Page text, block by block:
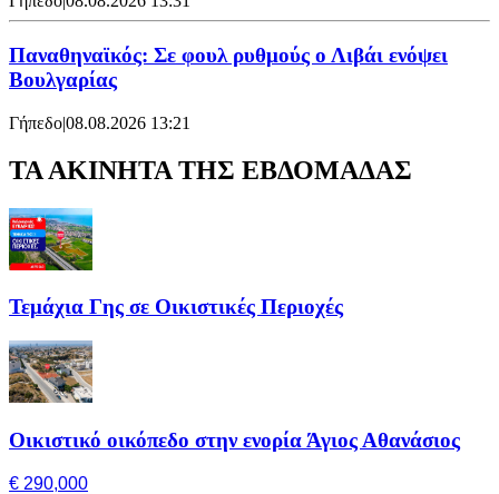
Παναθηναϊκός: Σε φουλ ρυθμούς ο Λιβάι ενόψει
Βουλγαρίας
Γήπεδο|08.08.2026 13:21
ΤΑ ΑΚΙΝΗΤΑ ΤΗΣ ΕΒΔΟΜΑΔΑΣ
Τεμάχια Γης σε Οικιστικές Περιοχές
Οικιστικό οικόπεδο στην ενορία Άγιος Αθανάσιος
€ 290,000